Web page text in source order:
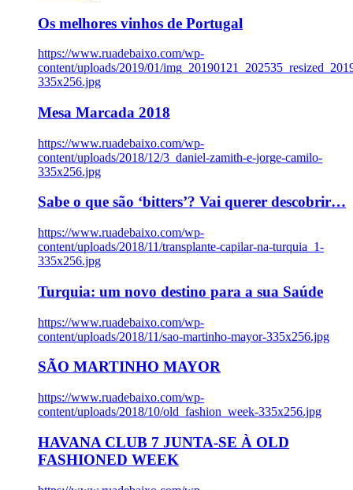
Os melhores vinhos de Portugal
https://www.ruadebaixo.com/wp-
content/uploads/2019/01/
335x256.jpg
Mesa Marcada 2018
https://www.ruadebaixo.com/wp-
content/uploads/2018/12/3_daniel-zamith-e-jorge-camilo-
335x256.jpg
Sabe o que são ‘bitters’? Vai querer descobrir…
https://www.ruadebaixo.com/wp-
content/uploads/2018/11/transplante-capilar-na-turquia_1-
335x256.jpg
Turquia: um novo destino para a sua Saúde
https://www.ruadebaixo.com/wp-
content/uploads/2018/11/sao-martinho-mayor-335x256.jpg
SÃO MARTINHO MAYOR
https://www.ruadebaixo.com/wp-
content/uploads/2018/10/old_fashion_week-335x256.jpg
HAVANA CLUB 7 JUNTA-SE À OLD
FASHIONED WEEK